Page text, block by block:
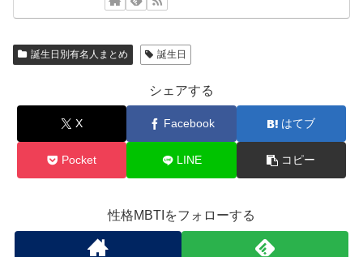
誕生日別有名人まとめ 誕生日
シェアする
X Facebook はてブ
Pocket LINE コピー
性格MBTIをフォローする